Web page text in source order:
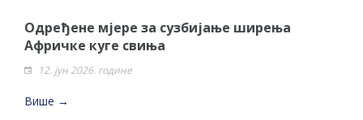
ЈАВНИ КОНКУРС ЗА ДОДЈЕЛУ
​Одређене мјере за сузбијање ширења
Афричке куге свиња
12. јун 2026. године
Више →